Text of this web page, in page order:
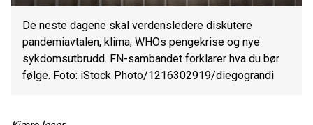
De neste dagene skal verdensledere diskutere
pandemiavtalen, klima, WHOs pengekrise og nye
sykdomsutbrudd. FN-sambandet forklarer hva du bør
følge. Foto: iStock Photo/1216302919/diegograndi